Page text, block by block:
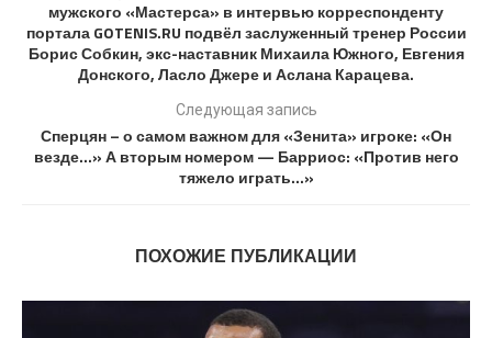
мужского «Мастерса» в интервью корреспонденту
портала GOTENIS.RU подвёл заслуженный тренер России
Борис Собкин, экс-наставник Михаила Южного, Евгения
Донского, Ласло Джере и Аслана Карацева.
Следующая запись
Сперцян – о самом важном для «Зенита» игроке: «Он
везде…» А вторым номером — Барриос: «Против него
тяжело играть…»
ПОХОЖИЕ ПУБЛИКАЦИИ